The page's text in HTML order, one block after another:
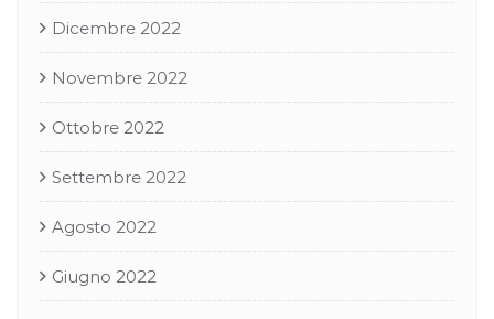
Dicembre 2022
Novembre 2022
Ottobre 2022
Settembre 2022
Agosto 2022
Giugno 2022